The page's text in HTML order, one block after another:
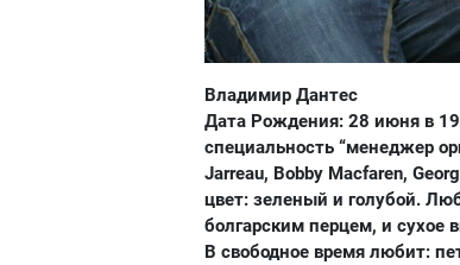
Владимир Дантес
Дата Рождения: 28 июня в
специальность “менеджер
Jarreau, Bobby Macfaren,
цвет: зеленый и голубой.
болгарским перцем, и сухое
В свободное время любит: